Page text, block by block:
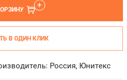
В ОДИН КЛИК
Россия, Юнитекс